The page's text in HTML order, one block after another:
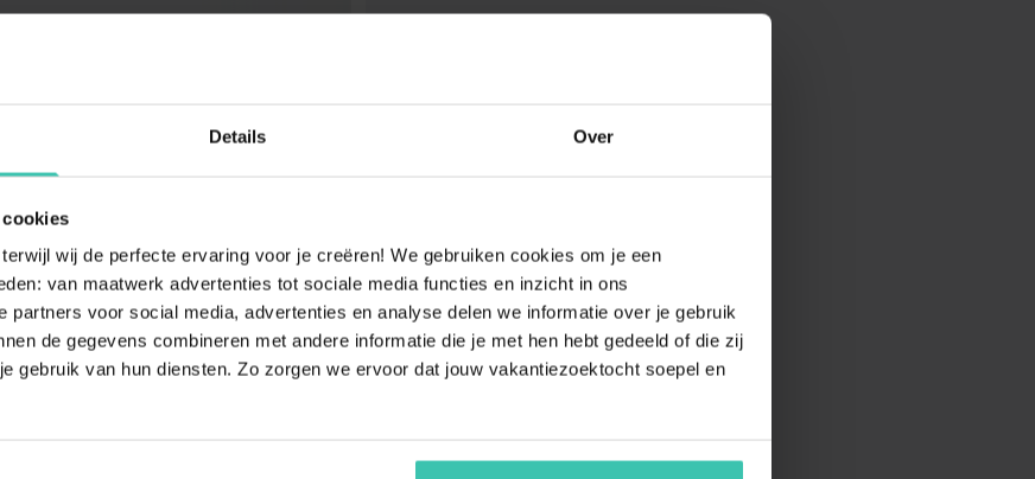
Details Over
wij de perfecte ervaring voor je creëren! We gebruiken cookies om je een
van maatwerk advertenties tot sociale media functies en inzicht in ons
partners voor social media, advertenties en analyse delen we informatie over je gebruik
de gegevens combineren met andere informatie die je met hen hebt gedeeld of die zij
gebruik van hun diensten. Zo zorgen we ervoor dat jouw vakantiezoektocht soepel en